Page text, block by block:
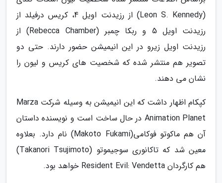
(Leon S. Kennedy) از رزیدنت اویل 4، کریس درفیلد از
رزیدنت اویل 5 و ربکا چمبر (Rebecca Chamber) از
رزیدنت اویل زیرو در این انیمیشن حضور دارند. حتی دو
تصویر هم منتشر شده که شخصیت های کریس و لیون را
نشان می دهند.
کپکام اظهار داشت که این انیمیشن به وسیله شرکت Marza
Animation Planet در حال ساخت است و نویسنده داستان
آن هم ماکوتو فوکامی(Makoto Fukami) نام دارد. بعلاوه
معین شد که تاکانوری سوجیموتو (Takanori Tsujimoto)
هم کارگردان Resident Evil: Vendetta خواهد بود.